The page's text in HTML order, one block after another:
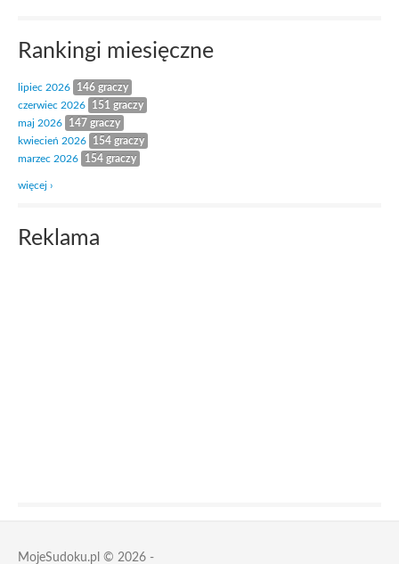
Rankingi miesięczne
lipiec 2026
146 graczy
czerwiec 2026
151 graczy
maj 2026
147 graczy
kwiecień 2026
154 graczy
marzec 2026
154 graczy
więcej ›
Reklama
MojeSudoku.pl © 2026 -